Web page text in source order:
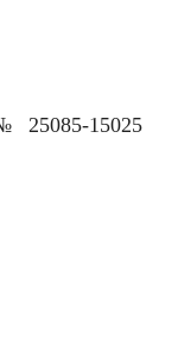
25085-15025